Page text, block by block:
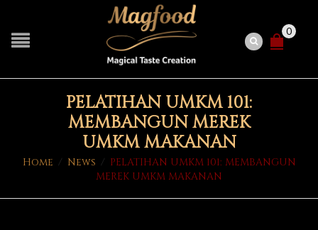
0
PELATIHAN UMKM 101:
MEMBANGUN MEREK
UMKM MAKANAN
Home / News / PELATIHAN UMKM 101: MEMBANGUN
MEREK UMKM MAKANAN